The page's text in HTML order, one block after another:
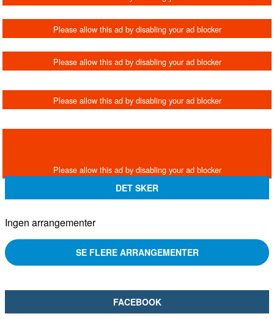
DET SKER
Ingen arrangementer
SE FLERE ARRANGEMENTER
FACEBOOK